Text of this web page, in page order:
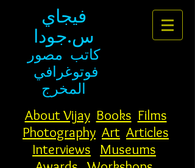
فيجاي
س.جودا
كاتب مصور
فوتوغرافي
المخرج
About Vijay Books Films
Photography Art Articles
Interviews
Museums